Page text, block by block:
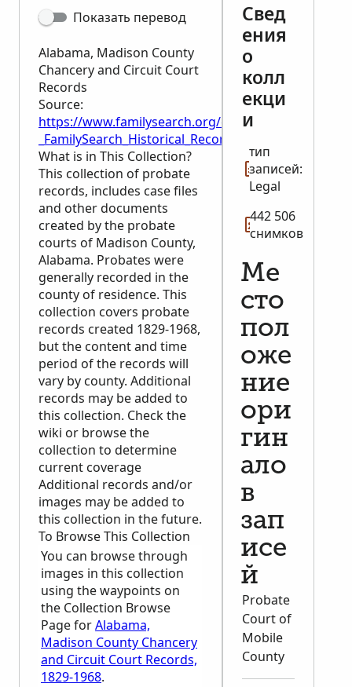
Показать перевод
Alabama, Madison County
Chancery and Circuit Court
Records
Source:
https://www.familysearch.org/en/wiki/
_FamilySearch_Historical_Records
What is in This Collection?
This collection of probate
records, includes case files
and other documents
created by the probate
courts of Madison County,
Alabama. Probates were
generally recorded in the
county of residence. This
collection covers probate
records created 1829-1968,
but the content and time
period of the records will
vary by county. Additional
records may be added to
this collection. Check the
wiki or browse the
collection to determine
current coverage
Additional records and/or
images may be added to
this collection in the future.
To Browse This Collection
You can browse through
images in this collection
using the waypoints on
the Collection Browse
Page forAlabama,
Madison County Chancery
and Circuit Court Records,
1829-1968.
Свед
ения
о
колл
екци
и
тип
записей:
Legal
442 506
снимков
Ме
сто
пол
оже
ние
ори
гин
ало
в
зап
исе
й
Probate
Court of
Mobile
County